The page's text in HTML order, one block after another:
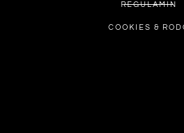
REGULAMIN
COOKIES &